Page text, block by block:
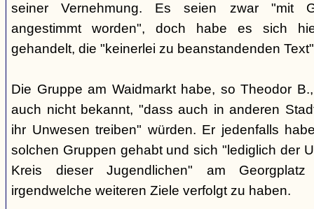
seiner Vernehmung. Es seien zwar "mit
angestimmt worden", doch habe es sich
gehandelt, die "keinerlei zu beanstandenden
Die Gruppe am Waidmarkt habe, so Theodor
auch nicht bekannt, "dass auch in anderen
ihr Unwesen treiben" würden. Er jedenfalls
solchen Gruppen gehabt und sich "lediglich der
Kreis dieser Jugendlichen" am
irgendwelche weiteren Ziele verfolgt zu haben.